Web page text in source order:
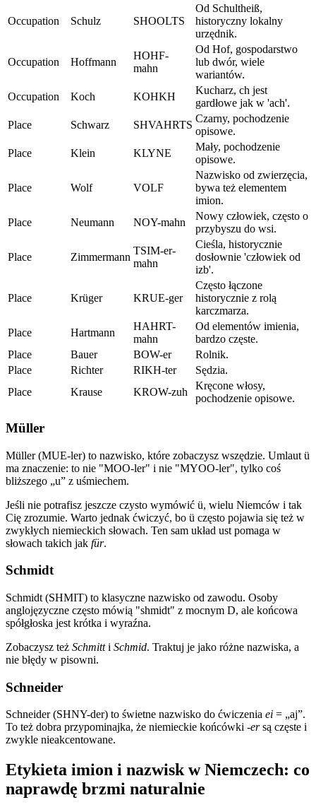
Occupation Schulz SHOOLTS
Od Schultheiß,
historyczny lokalny
urzędnik.
Occupation Hoffmann
HOHF-
mahn
Od Hof, gospodarstwo
lub dwór, wiele
wariantów.
Occupation
Koch KOHKH
Kucharz, ch jest
gardłowe jak w 'ach'.
Place
Schwarz SHVAHRTS
Czarny, pochodzenie
opisowe.
Place
Klein KLYNE
Mały, pochodzenie
opisowe.
Place Wolf VOLF
Nazwisko od zwierzęcia,
bywa też elementem
imion.
Place
Neumann NOY-mahn
Nowy człowiek, często o
przybyszu do wsi.
Place Zimmermann
TSIM-er-
mahn
Cieśla, historycznie
dosłownie 'człowiek od
izb'.
Place Krüger KRUE-ger
Często łączone
historycznie z rolą
karczmarza.
Place
Hartmann
HAHRT-
mahn
Od elementów imienia,
bardzo częste.
Place
Bauer BOW-er
Rolnik.
Place
Richter RIKH-ter
Sędzia.
Place
Krause KROW-zuh
Kręcone włosy,
pochodzenie opisowe.
Müller
Müller (MUE-ler) to nazwisko, które zobaczysz wszędzie. Umlaut ü
ma znaczenie: to nie "MOO-ler" i nie "MYOO-ler", tylko coś
bliższego „u” z uśmiechem.
Jeśli nie potrafisz jeszcze czysto wymówić ü, wielu Niemców i tak
Cię zrozumie. Warto jednak ćwiczyć, bo ü często pojawia się też w
zwykłych niemieckich słowach. Ten sam układ ust pomaga w
słowach takich jak für.
Schmidt
Schmidt (SHMIT) to klasyczne nazwisko od zawodu. Osoby
anglojęzyczne często mówią "shmidt" z mocnym D, ale końcowa
spółgłoska jest krótka i wyraźna.
Zobaczysz też Schmitti Schmid. Traktuj je jako różne nazwiska, a
nie błędy w pisowni.
Schneider
Schneider (SHNY-der) to świetne nazwisko do ćwiczenia ei = „aj”.
To też dobra przypominajka, że niemieckie końcówki -ersą częste i
zwykle nieakcentowane.
Etykieta imion i nazwisk w Niemczech: co
naprawdę brzmi naturalnie